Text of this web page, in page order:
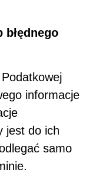
błędnego
informacje
jest do ich
samo